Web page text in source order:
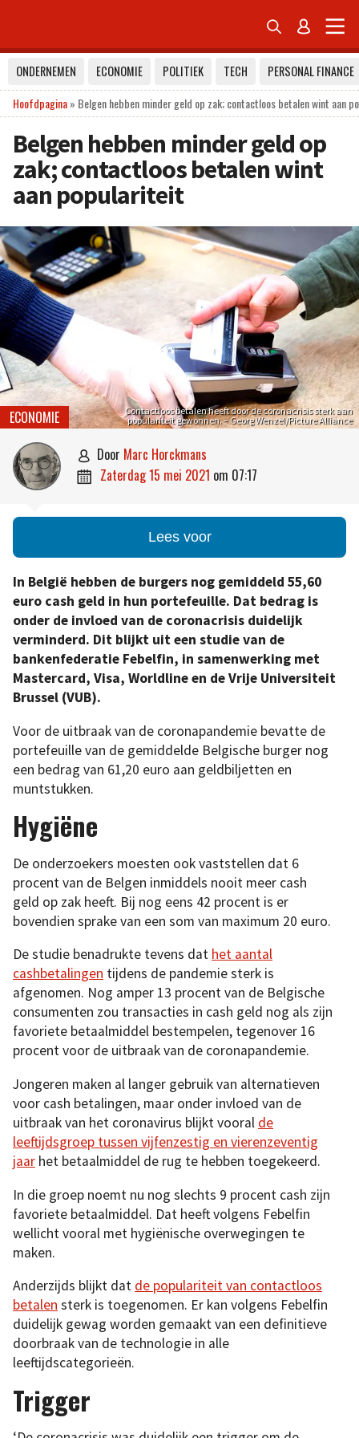
 
ONDERNEMEN ECONOMIE POLITIEK TECH
PERSONAL FINANCE
Hoofdpagina» Belgen hebben minder geld op zak; contactloos betalen wint aan
Belgen hebben minder geld op
zak; contactloos betalen wint
aan populariteit
Contactloos betalen heeft door de coronacrisis sterk aan
populariteit gewonnen. – Georg Wenzel/Picture Alliance
ECONOMIE
 door Marc Horckmans
 zaterdag 15 mei 2021 om 07:17
Lees voor
In België hebben de burgers nog gemiddeld 55,60
euro cash geld in hun portefeuille. Dat bedrag is
onder de invloed van de coronacrisis duidelijk
verminderd. Dit blijkt uit een studie van de
bankenfederatie Febelfin, in samenwerking met
Mastercard, Visa, Worldline en de Vrije Universiteit
Brussel (VUB).
Voor de uitbraak van de coronapandemie bevatte de
portefeuille van de gemiddelde Belgische burger nog
een bedrag van 61,20 euro aan geldbiljetten en
muntstukken.
Hygiëne
De onderzoekers moesten ook vaststellen dat 6
procent van de Belgen inmiddels nooit meer cash
geld op zak heeft. Bij nog eens 42 procent is er
bovendien sprake van een som van maximum 20 euro.
De studie benadrukte tevens dat het aantal
cashbetalingen tijdens de pandemie sterk is
afgenomen. Nog amper 13 procent van de Belgische
consumenten zou transacties in cash geld nog als zijn
favoriete betaalmiddel bestempelen, tegenover 16
procent voor de uitbraak van de coronapandemie.
Jongeren maken al langer gebruik van alternatieven
voor cash betalingen, maar onder invloed van de
uitbraak van het coronavirus blijkt vooral de
leeftijdsgroep tussen vijfenzestig en vierenzeventig
jaar het betaalmiddel de rug te hebben toegekeerd.
In die groep noemt nu nog slechts 9 procent cash zijn
favoriete betaalmiddel. Dat heeft volgens Febelfin
wellicht vooral met hygiënische overwegingen te
maken.
Anderzijds blijkt dat de populariteit van contactloos
betalen sterk is toegenomen. Er kan volgens Febelfin
duidelijk gewag worden gemaakt van een definitieve
doorbraak van de technologie in alle
leeftijdscategorieën.
Trigger